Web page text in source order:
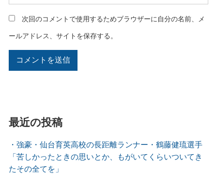
次回のコメントで使用するためブラウザーに自分の名前、メ
ールアドレス、サイトを保存する。
最近の投稿
・強豪・仙台育英高校の長距離ランナー・鶴藤健琉選手
「苦しかったときの思いとか、もがいてくらいついてき
たその全てを」